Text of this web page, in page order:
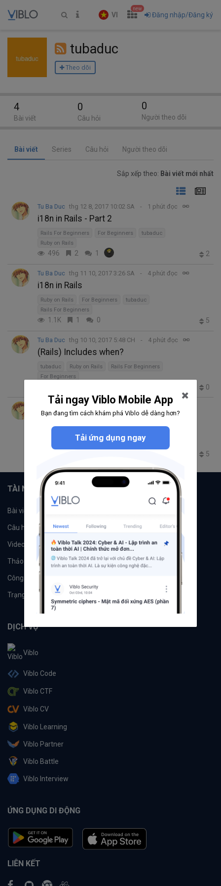
VI
new
Đăng nhập/Đăng ký
tubaduc
Theo dõi
Bài viết Series Câu hỏi Người theo dõi
Sắp xếp theo: Bài viết mới nhất
Tu Ba Duc thg 12 8, 2017 10:02 SA 1 phút đọc
i18n in Rails - Part 2
Rails For Beginners For Beginners
tubaduc
Ruby on Rails
496 2 1 2
Tu Ba Duc thg 11 10, 2017 3:26 SA 4 phút đọc
i18n in Rails
Ruby on Rails For Beginners
tubaduc
Rails For Beginners
1.1K 1 0 5
Tu Ba Duc thg 10 10, 2017 5:48 CH 4 phút đọc
(Rails) Includes when?
tubaduc Ruby on Rails
Rails For Beginners
For Beginners
0
Tu Ba Duc thg 9 10, 2017 5:20 SA 2 phút đọc
.nil? .empty? .blank? vs .present?
Rails For Beginners
5
4
Bài viết
0
Câu hỏi
0
Người theo dõi
TÀI NGUYÊN
Bài viết
Câu hỏi Tags
Videos Tác giả
Thảo luận Đề xuất hệ thống
Công cụ
Trạng thái hệ thống
DỊCH VỤ
Viblo
Viblo Code
Viblo CTF
Viblo CV
Viblo Learning
Viblo Partner
Viblo Battle
Viblo Interview
ỨNG DỤNG DI ĐỘNG
LIÊN KẾT
Tải ngay Viblo Mobile App
Bạn đang tìm cách khám phá Viblo dễ dàng hơn?
Tải ứng dụng ngay